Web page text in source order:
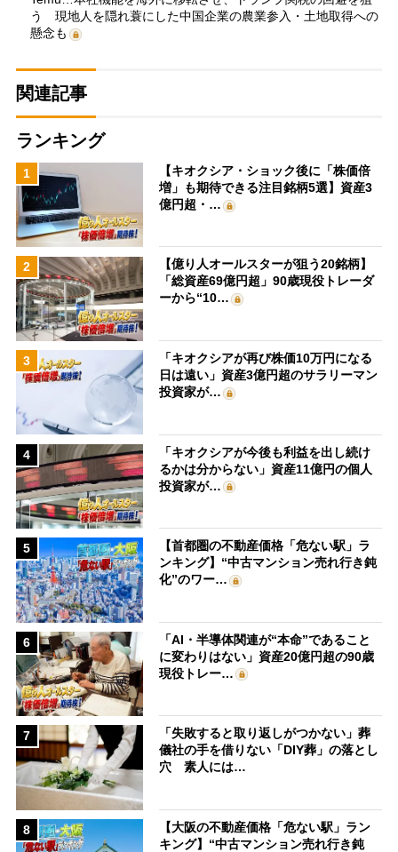
う 現地人を隠れ蓑にした中国企業の農業参入・土地取得への
懸念も
関連記事
ランキング
1
【キオクシア・ショック後に「株価倍
増」も期待できる注目銘柄5選】資産3
億円超・…
2
【億り人オールスターが狙う20銘柄】
「総資産69億円超」90歳現役トレーダ
ーから“10…
3
「キオクシアが再び株価10万円になる
日は遠い」資産3億円超のサラリーマン
投資家が…
4
「キオクシアが今後も利益を出し続け
るかは分からない」資産11億円の個人
投資家が…
5
【首都圏の不動産価格「危ない駅」ラ
ンキング】“中古マンション売れ行き鈍
化”のワー…
6
「AI・半導体関連が“本命”であること
に変わりはない」資産20億円超の90歳
現役トレー…
7
「失敗すると取り返しがつかない」葬
儀社の手を借りない「DIY葬」の落とし
穴 素人には…
8
【大阪の不動産価格「危ない駅」ラン
キング】“中古マンション売れ行き鈍